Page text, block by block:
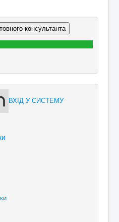
консультанта
ВХІД У СИСТЕМУ